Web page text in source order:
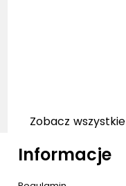
Zobacz wszystkie
Informacje